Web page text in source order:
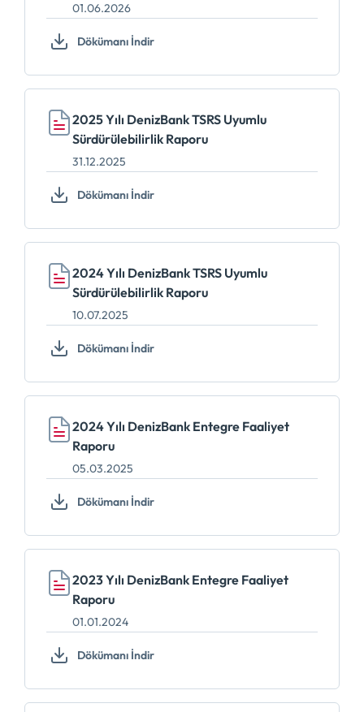
01.06.2026
Dökümanı İndir
2025 Yılı DenizBank TSRS Uyumlu
Sürdürülebilirlik Raporu
31.12.2025
Dökümanı İndir
2024 Yılı DenizBank TSRS Uyumlu
Sürdürülebilirlik Raporu
10.07.2025
Dökümanı İndir
2024 Yılı DenizBank Entegre Faaliyet
Raporu
05.03.2025
Dökümanı İndir
2023 Yılı DenizBank Entegre Faaliyet
Raporu
01.01.2024
Dökümanı İndir